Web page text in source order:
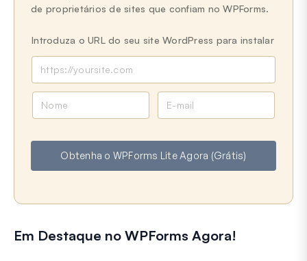
de proprietários de sites que confiam no WPForms.
Introduza o URL do seu site WordPress para instalar
e
i
Obtenha o WPForms Lite Agora (Grátis)
Em Destaque no WPForms Agora!